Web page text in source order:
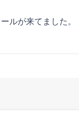
ルが来てました。